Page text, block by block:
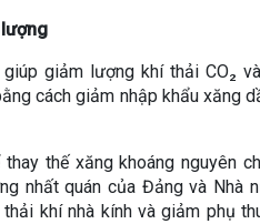
giảm lượng khí thải CO₂
cách giảm nhập khẩu xăng
thế xăng khoáng nguyên
nhất quán của Đảng và Nhà
khí nhà kính và giảm phụ